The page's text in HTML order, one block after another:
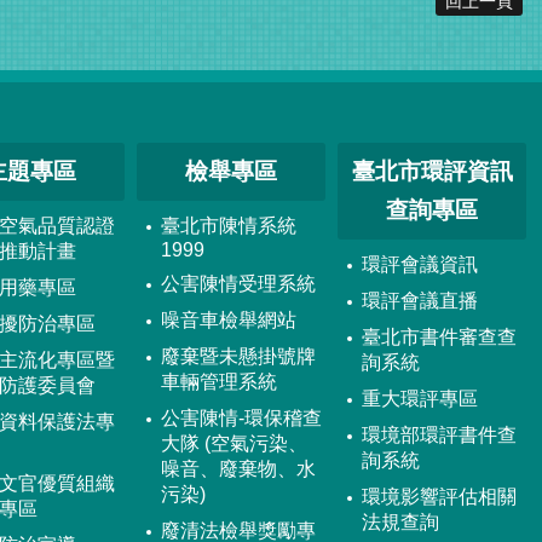
題專區
氣品質認證
動計畫
藥專區
防治專區
流化專區暨
護委員會
料保護法專
官優質組織
區
檢舉專區
臺北市陳情系統
1999
公害陳情受理系統
噪音車檢舉網站
廢棄暨未懸掛號牌
車輛管理系統
公害陳情-環保稽查
大隊 (空氣污染、
噪音、廢棄物、水
污染)
廢清法檢舉獎勵專
臺北市環評資訊
查詢專區
環評會議資訊
環評會議直播
臺北市書件審查查
詢系統
重大環評專區
環境部環評書件查
詢系統
環境影響評估相關
法規查詢